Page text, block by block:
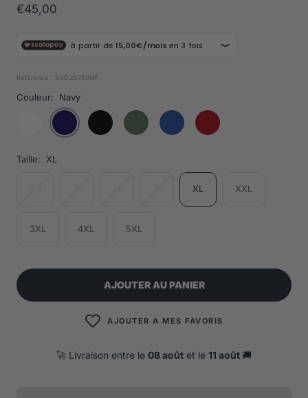
Prix
vente
€45,00
Référence : SSD23750MF
Couleur: Navy
Taille: XL
XL XXL
3XL 4XL 5XL
AJOUTER AU PANIER
AJOUTER A MES FAVORIS
🚀 Livraison entre le 08 août et le 11 août 🚚